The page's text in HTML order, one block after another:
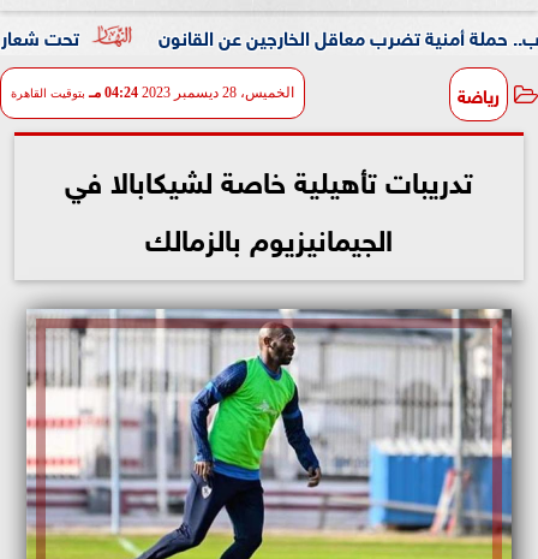
تحت شعار «خدمة بيوت تضرب معاقل الخارجين عن القانون
رياضة الخميس، 28 ديسمبر 2023 04:24 مـ بتوقيت القاهرة
تدريبات تأهيلية خاصة لشيكابالا في
الجيمانيزيوم بالزمالك